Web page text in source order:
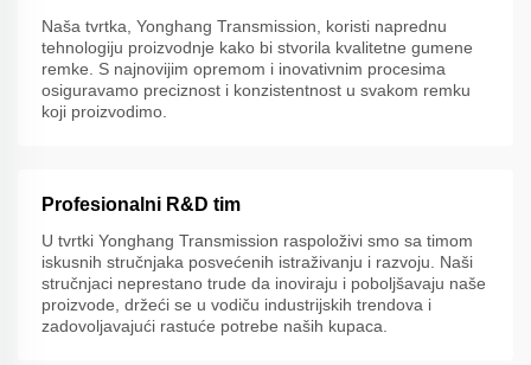
Naša tvrtka, Yonghang Transmission, koristi naprednu
tehnologiju proizvodnje kako bi stvorila kvalitetne gumene
remke. S najnovijim opremom i inovativnim procesima
osiguravamo preciznost i konzistentnost u svakom remku
koji proizvodimo.
Profesionalni R&D tim
U tvrtki Yonghang Transmission raspoloživi smo sa timom
iskusnih stručnjaka posvećenih istraživanju i razvoju. Naši
stručnjaci neprestano trude da inoviraju i poboljšavaju naše
proizvode, držeći se u vodiču industrijskih trendova i
zadovoljavajući rastuće potrebe naših kupaca.